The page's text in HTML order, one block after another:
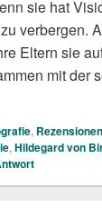
sie hat
verbergen.
Eltern sie
mit der
–
, Rezensionen
, Hildegard von